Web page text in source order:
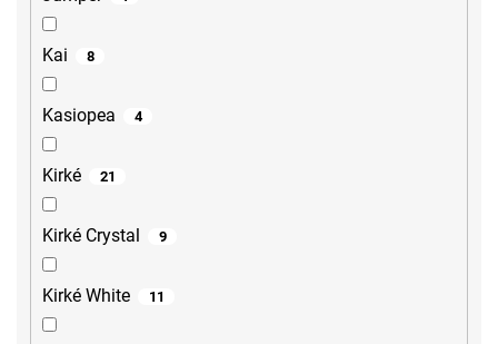
Kai 8
Kasiopea 4
Kirké 21
Kirké Crystal 9
Kirké White 11